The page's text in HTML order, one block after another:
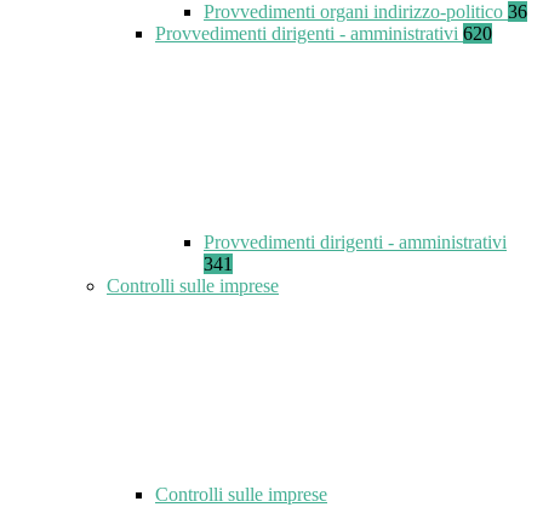
Provvedimenti organi indirizzo-politico 36
Provvedimenti dirigenti - amministrativi 620
Provvedimenti dirigenti - amministrativi
341
Controlli sulle imprese
Controlli sulle imprese